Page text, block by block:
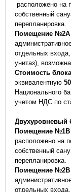
расположено на
собственный
перепланировка.
Помещение №2А
отдельных
унитаз),
Стоимость
эквивалентную
Национального
учетом НДС по
Двухуровневый
Помещение №1В
расположено на
собственный
перепланировка.
Помещение №2В
отдельных